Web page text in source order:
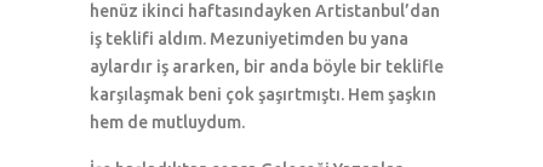
henüz ikinci haftasındayken Artistanbul’dan
iş teklifi aldım. Mezuniyetimden bu yana
aylardır iş ararken, bir anda böyle bir teklifle
karşılaşmak beni çok şaşırtmıştı. Hem şaşkın
hem de mutluydum.